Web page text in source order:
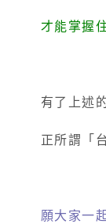
才能掌握
有了上述
正所謂「
願大家一